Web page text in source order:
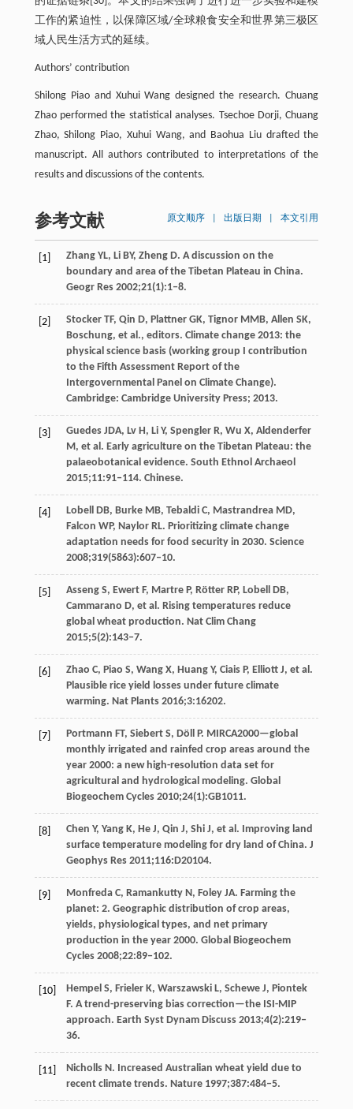
工作的紧迫性，以保障区域/全球粮食安全和世界第三极区
域人民生活方式的延续。
Authors’ contribution
Shilong Piao and Xuhui Wang designed the research. Chuang
Zhao performed the statistical analyses. Tsechoe Dorji, Chuang
Zhao, Shilong Piao, Xuhui Wang, and Baohua Liu drafted the
manuscript. All authors contributed to interpretations of the
results and discussions of the contents.
参考文献 原文顺序 出版日期 本文引用
[1]
Zhang YL, Li BY, Zheng D. A discussion on the
boundary and area of the Tibetan Plateau in China.
Geogr Res 2002;21(1):1‒8.
[2]
Stocker TF, Qin D, Plattner GK, Tignor MMB, Allen SK,
Boschung, et al., editors. Climate change 2013: the
physical science basis (working group I contribution
to the Fifth Assessment Report of the
Intergovernmental Panel on Climate Change).
Cambridge: Cambridge University Press; 2013.
[3]
Guedes JDA, Lv H, Li Y, Spengler R, Wu X, Aldenderfer
M, et al. Early agriculture on the Tibetan Plateau: the
palaeobotanical evidence. South Ethnol Archaeol
2015;11:91‒114. Chinese.
[4]
Lobell DB, Burke MB, Tebaldi C, Mastrandrea MD,
Falcon WP, Naylor RL. Prioritizing climate change
adaptation needs for food security in 2030. Science
2008;319(5863):607‒10.
[5]
Asseng S, Ewert F, Martre P, Rötter RP, Lobell DB,
Cammarano D, et al. Rising temperatures reduce
global wheat production. Nat Clim Chang
2015;5(2):143‒7.
[6]
Zhao C, Piao S, Wang X, Huang Y, Ciais P, Elliott J, et al.
Plausible rice yield losses under future climate
warming. Nat Plants 2016;3:16202.
[7]
Portmann FT, Siebert S, Döll P. MIRCA2000—global
monthly irrigated and rainfed crop areas around the
year 2000: a new high-resolution data set for
agricultural and hydrological modeling. Global
Biogeochem Cycles 2010;24(1):GB1011.
[8]
Chen Y, Yang K, He J, Qin J, Shi J, et al. Improving land
surface temperature modeling for dry land of China. J
Geophys Res 2011;116:D20104.
[9]
Monfreda C, Ramankutty N, Foley JA. Farming the
planet: 2. Geographic distribution of crop areas,
yields, physiological types, and net primary
production in the year 2000. Global Biogeochem
Cycles 2008;22:89‒102.
[10]
Hempel S, Frieler K, Warszawski L, Schewe J, Piontek
F. A trend-preserving bias correction—the ISI-MIP
approach. Earth Syst Dynam Discuss 2013;4(2):219‒
36.
[11]
Nicholls N. Increased Australian wheat yield due to
recent climate trends. Nature 1997;387:484‒5.